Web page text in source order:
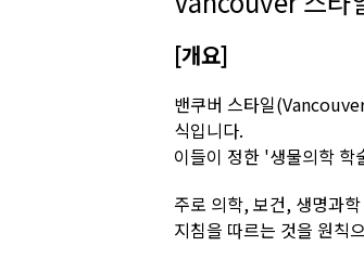
[개요]
밴쿠버 스타일
식입니다.
이들이 정한 '생물의학 학
주로 의학, 보건, 생명과
지침을 따르는 것을 원칙